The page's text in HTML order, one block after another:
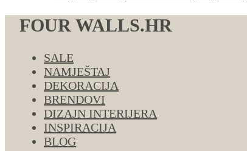
FOUR WALLS.HR
SALE
NAMJEŠTAJ
DEKORACIJA
BRENDOVI
DIZAJN INTERIJERA
INSPIRACIJA
BLOG